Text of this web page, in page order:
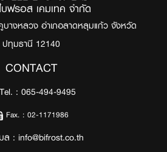
ฟรอส เคมเทค จำกัด
างหลวง อำเภอลาดหลุมแก้ว จังหวัด
ปทุมธานี 12140
CONTACT
Tel. : 065-494-9495
Fax. : 02-1171986
ล : info@bifrost.co.th